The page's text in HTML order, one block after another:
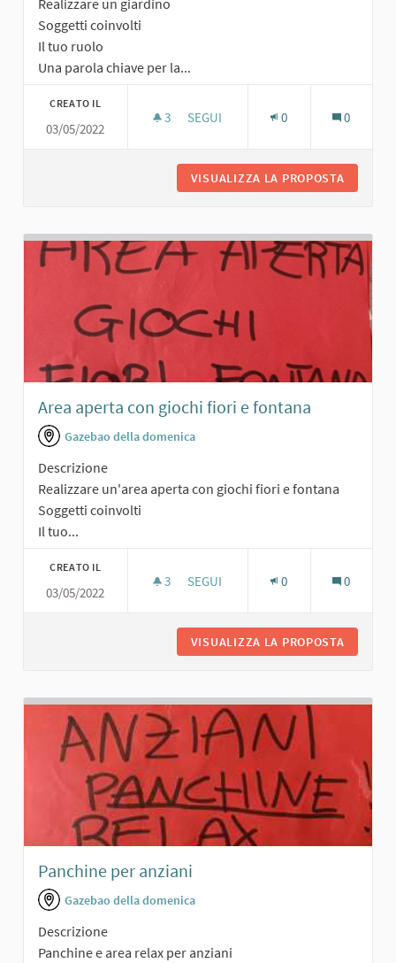
Realizzare un giardino
Soggetti coinvolti
Il tuo ruolo
Una parola chiave per la...
CREATO IL
03/05/2022
3 3 SOSTENITORI
SEGUI 0 0
VISUALIZZA LA PROPOSTA
Area aperta con giochi fiori e fontana
Gazebao della domenica
Descrizione
Realizzare un'area aperta con giochi fiori e fontana
Soggetti coinvolti
Il tuo...
CREATO IL
03/05/2022
3 3 SOSTENITORI
SEGUI 0 0
VISUALIZZA LA PROPOSTA
Panchine per anziani
Gazebao della domenica
Descrizione
Panchine e area relax per anziani